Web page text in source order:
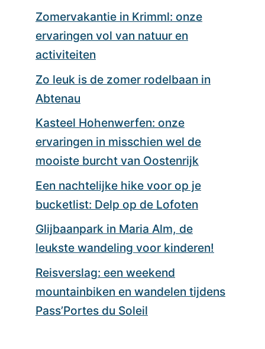
Zomervakantie in Krimml: onze
ervaringen vol van natuur en
activiteiten
Zo leuk is de zomer rodelbaan in
Abtenau
Kasteel Hohenwerfen: onze
ervaringen in misschien wel de
mooiste burcht van Oostenrijk
Een nachtelijke hike voor op je
bucketlist: Delp op de Lofoten
Glijbaanpark in Maria Alm, de
leukste wandeling voor kinderen!
Reisverslag: een weekend
mountainbiken en wandelen tijdens
Pass’Portes du Soleil